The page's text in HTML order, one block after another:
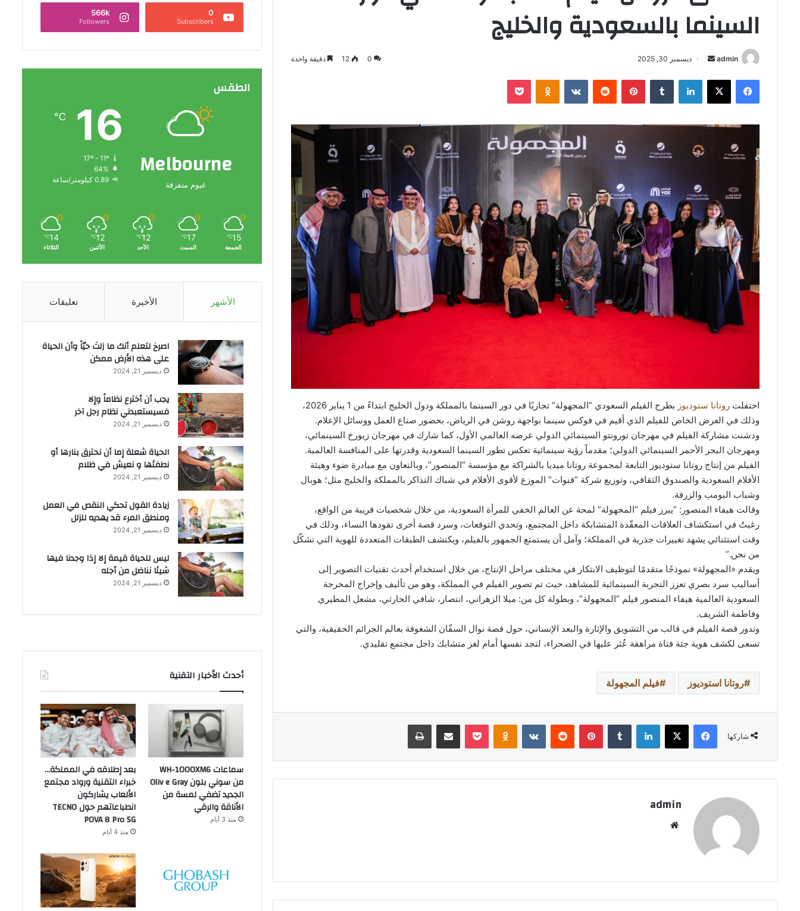
السينما بالسعودية والخليج
admin
أرسل
إلكترونيا
ديسمبر 30, 2025 0
12 دقيقة واحدة
فيسبوك ‫X لينكدإن بينتيريست Odnoklassniki
‫Pocket
احتفلت روتانا ستوديوز
بطرح الفيلم السعودي “المجهولة” تجاريًا في دور السينما بالمملكة ودول الخليج ابتداءً من 1 يناير 2026،
وذلك في العرض الخاص للفيلم الذي أقيم في فوكس سينما بواجهة روشن في الرياض، بحضور صناع العمل ووسائل الإعلام.
ودشنت مشاركة الفيلم في مهرجان تورونتو السينمائي الدولي عرضه العالمي الأول، كما شارك في مهرجان زيورخ السينمائي،
ومهرجان البحر الأحمر السينمائي الدولي؛ مقدماً رؤية سينمائية تعكس تطور السينما السعودية وقدرتها على المنافسة العالمية.
الفيلم من إنتاج روتانا ستوديوز التابعة لمجموعة روتانا ميديا بالشراكة مع مؤسسة “المنصور”، وبالتعاون مع مبادرة ضوء وهيئة
الأفلام السعودية والصندوق الثقافي، وتوزيع شركة “قنوات” الموزع لأقوى الأفلام في شباك التذاكر بالمملكة والخليج مثل؛ هوبال
وشباب البومب والزرفة.
وقالت هيفاء المنصور: “يبرز فيلم “المجهولة” لمحة عن العالم الخفي للمرأة السعودية، من خلال شخصيات قريبة من الواقع،
رغبتُ في استكشاف العلاقات المعقّدة المتشابكة داخل المجتمع، وتحدي التوقعات، وسرد قصة أخرى تقودها النساء، وذلك في
وقت استثنائي يشهد تغييرات جذرية في المملكة؛ وآمل أن يستمتع الجمهور بالفيلم، ويكتشف الطبقات المتعددة للهوية التي تشكّل
من نحن.”
ويقدم «المجهولة» نموذجًا متقدمًا لتوظيف الابتكار في مختلف مراحل الإنتاج، من خلال استخدام أحدث تقنيات التصوير إلى
أساليب سرد بصري تعزز التجربة السينمائية للمشاهد، حيث تم تصوير الفيلم في المملكة، وهو من تأليف وإخراج المخرجة
السعودية العالمية هيفاء المنصور فيلم “المجهولة”، وبطولة كل من: ميلا الزهراني، انتصار، شافي الحارثي، مشعل المطيري
وفاطمة الشریف.
وتدور قصة الفيلم في قالب من التشويق والإثارة والبعد الإنساني، حول قصة نوال السفّان الشغوفة بعالم الجرائم الحقيقية، والتي
تسعى لكشف هوية جثة فتاة مراهقة عُثر عليها في الصحراء، لتجد نفسها أمام لغز متشابك داخل مجتمع تقليدي.
روتانا استوديوز فيلم المجهولة
شاركها
فيسبوك ‫X لينكدإن بينتيريست Odnoklassniki
‫Pocket مشاركة عبر البريد طباعة
admin
0
Subscribers
566k
Followers
الطقس
Melbourne
غيوم متفرقة
16
℃
17º - 11º
64%
0.89 كيلومتر/ساعة
15
℃
الجمعة
17
℃
السبت
12
℃
الأحد
12
℃
الأثنين
14
℃
الثلاثاء
الأشهر الأخيرة تعليقات
‫اصرخ لتعلم أنك ما زلتَ حيّاً وأن الحياة
على هذه الأرض ممكن
ديسمبر 21, 2024
يجب أن أخترع نظاماً وإلا
فسيستعبدني نظام رجل آخر
ديسمبر 21, 2024
الحياة شعلة إما أن نحترق بنارها أو
نطفئها و نعيش في ظلام
ديسمبر 21, 2024
زيادة القول تحكي النقص في العمل
ومنطق المرء قد يهديه للزلل
ديسمبر 21, 2024
ليس للحياة قيمة إلا إذا وجدنا فيها
شيئا نناضل من أجله
ديسمبر 21, 2024
أحدث الأخبار التقنية
سماعات WH-1000XM6
من سوني بلون Oliv e Gray
الجديد تضفي لمسة من
الأناقة والرقي
منذ 3 أيام
بعد إطلاقه في المملكة…
خبراء التقنية ورواد مجتمع
الألعاب يشاركون
انطباعاتهم حول TECNO
POVA 8 Pro 5G
منذ 4 أيام